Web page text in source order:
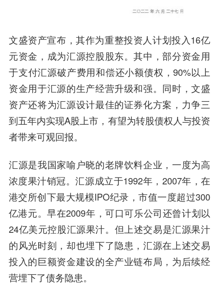
文盛资产宣布，其作为重整投资人计划投入16亿
元资金，成为汇源控股股东。其中，部分资金用
于支付汇源破产费用和偿还小额债权，90%以上
资金用于汇源的生产经营升级和强。同时，文盛
资产还将为汇源设计最佳的证券化方案，力争三
到五年内实现A股上市，有望为转股债权人与投资
者带来可观回报。
汇源是我国家喻户晓的老牌饮料企业，一度为高
浓度果汁销冠。汇源成立于1992年，2007年，在
港交所创下最大规模IPO纪录，市值一度超过300
亿港元。早在2009年，可口可乐公司还曾计划以
24亿美元控股汇源果汁。但上述交易是汇源果汁
的风光时刻，却也埋下了隐患，汇源在上述交易
投入的巨额资金建设的全产业链布局，为后续经
营埋下了债务隐患。